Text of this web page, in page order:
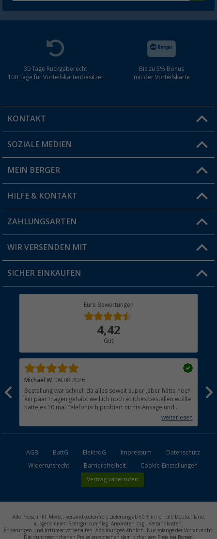
30 Tage Rückgaberecht
100 Tage für Vorteilskartenbesitzer
Bis zu 5% Bonus
mit der Vorteilskarte
KONTAKT
Du hast eine Frage?
Filiale finden
SOZIALE MEDIEN
MEIN BERGER
Vorteilskarte
Blog
Jobs & Karriere
HILFE & KONTAKT
FAQ & Kontakt
Versandinformationen
Rücksendung
ZAHLUNGSARTEN
WIR VERSENDEN MIT
SICHER EINKAUFEN
Eure Bewertungen
4,42
Gut
Michael W. 09.08.2026
Bestellung war schnell da alles soweit super ,aber hätte noch
ein paar Fragen gehabt weil ich noch etliches bestellen wollte
hatte es 10 mal Telefonisch probiert nichts Ansage und
weiterlesen
Ich
AGB BattG ElektroG Impressum
Datenschutz
Widerrufsrecht
Barrierefreiheit Cookie-Einstellungen
Vertrag widerrufen
Alle Preise inkl. MwSt., versandkostenfreie Lieferung ab 50 € innerhalb Deutschland,
ausgenommen Sperrgutzuschlag. Ansonsten zzgl. Versandkosten.
Änderungen und Irrtümer vorbehalten. Abbildungen ähnlich. Nur solange der Vorrat reicht.
Die durchgestrichenen Preise entsprechen dem bisherigen Preis bei Berger.